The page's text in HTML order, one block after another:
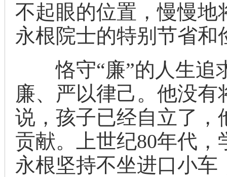
不起眼的位置，慢慢地
永根院士的特别节省
恪守“廉”的人生追
廉、严以律己。他没
说，孩子已经自立了，
贡献。上世纪80年代
永根坚持不坐进口小